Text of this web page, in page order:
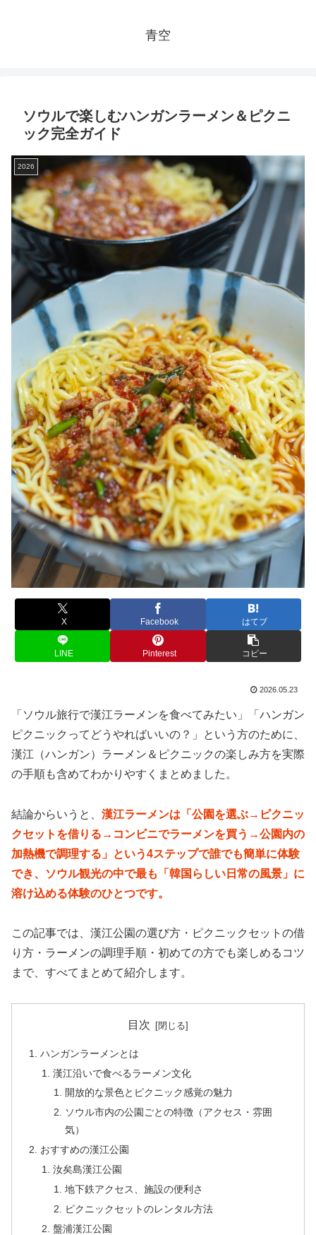
青空
ソウルで楽しむハンガンラーメン＆ピクニ
ック完全ガイド
2026
X Facebook はてブ
LINE Pinterest コピー
2026.05.23
「ソウル旅行で漢江ラーメンを食べてみたい」「ハンガン
ピクニックってどうやればいいの？」という方のために、
漢江（ハンガン）ラーメン＆ピクニックの楽しみ方を実際
の手順も含めてわかりやすくまとめました。
結論からいうと、 漢江ラーメンは「公園を選ぶ→ピクニッ
クセットを借りる→コンビニでラーメンを買う→公園内の
加熱機で調理する」という4ステップで誰でも簡単に体験
でき、ソウル観光の中で最も「韓国らしい日常の風景」に
溶け込める体験のひとつです。
この記事では、漢江公園の選び方・ピクニックセットの借
り方・ラーメンの調理手順・初めての方でも楽しめるコツ
まで、すべてまとめて紹介します。
目次
ハンガンラーメンとは
漢江沿いで食べるラーメン文化
開放的な景色とピクニック感覚の魅力
ソウル市内の公園ごとの特徴（アクセス・雰囲
気）
おすすめの漢江公園
汝矣島漢江公園
地下鉄アクセス、施設の便利さ
ピクニックセットのレンタル方法
盤浦漢江公園